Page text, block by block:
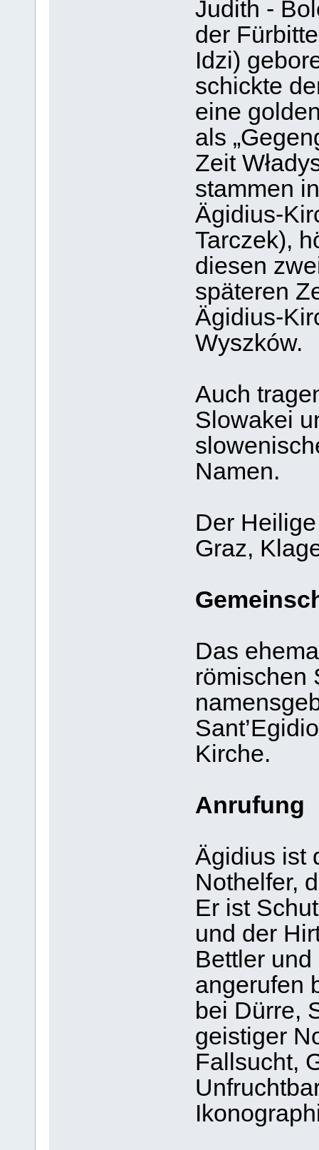
Judith -
der
Idzi)
schickte
eine
als
Zeit
stammen
Ägidius-
Tarczek),
diesen
späteren
Ägidius-
Wyszków.
Auch
Slowakei
Namen.
Der
Graz,
Das
römischen
Kirche.
Anrufung
Ägidius ist
Nothelfer,
Er ist
und der
Bettler
angerufen
bei Dürre,
geistiger
Fallsucht,